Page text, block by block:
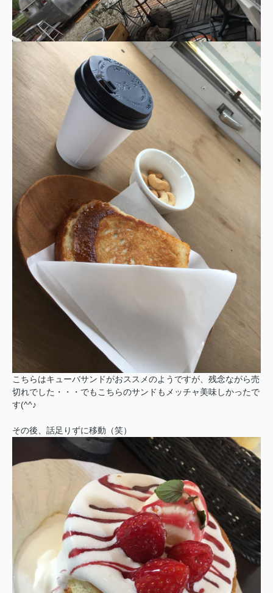
こちらはキューバサンドがおススメのようですが、残念ながら売
切れでした・・・でもこちらのサンドもメッチャ美味しかったで
す(^^♪
その後、話足りずに移動（笑）